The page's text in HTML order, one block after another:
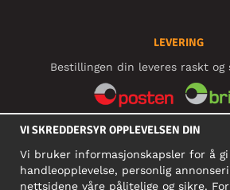
LEVERING
Bestillingen din leveres raskt og
SOSIALE MEDIER
VI SKREDDERSYR OPPLEVELSEN DIN
Vi bruker informasjonskapsler for å
handleopplevelse, personlig
nettsidene våre pålitelige og sikre.